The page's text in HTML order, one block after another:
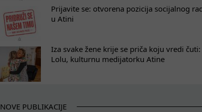
Prijavite se: otvorena pozicija socijalnog
u Atini
Iza svake žene krije se priča koju vredi
Lolu, kulturnu medijatorku Atine
NOVE PUBLIKACIJE